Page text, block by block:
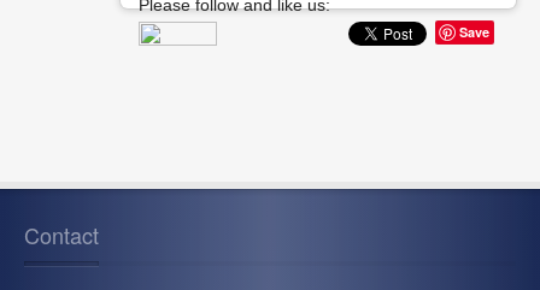
Please follow and like us:
Save
Contact